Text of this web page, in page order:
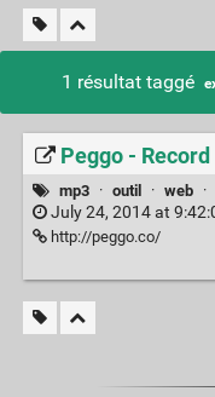
1 résultat taggé
Peggo -
mp3 · outil · web ·
July 24, 2014 at
http://peggo.co/